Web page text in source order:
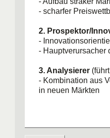
- scharfer
2. Prospektor/
-
- Hauptverursacher
3. Analysierer
- Kombination aus
in neuen Märkten